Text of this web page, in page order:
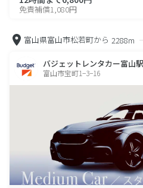
免責補償1,080円
富山県富山市松若町から 2288m
バジェットレンタカー富山
富山市宝町1−3−16